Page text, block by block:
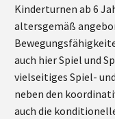
Kinderturnen ab 6
altersgemäß
auch hier Spiel und
vielseitiges Spiel-
neben den
auch die